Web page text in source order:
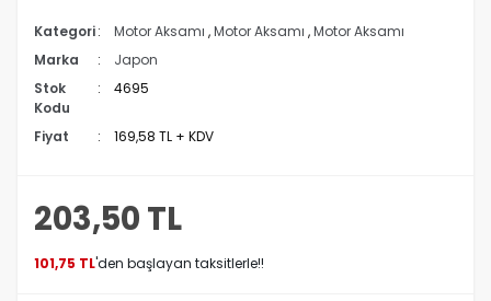
Kategori Motor Aksamı ,Motor Aksamı ,Motor Aksamı
Marka
Japon
Stok
Kodu
4695
Fiyat 169,58 TL + KDV
203,50 TL
101,75 TL'den başlayan taksitlerle!!